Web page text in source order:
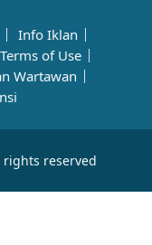
Info Iklan
Terms of Use
Wartawan
reserved